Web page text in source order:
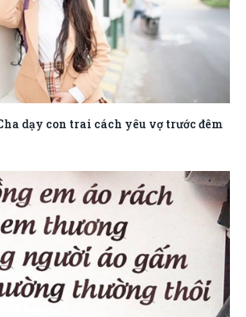
dạy con trai cách yêu vợ trước đêm